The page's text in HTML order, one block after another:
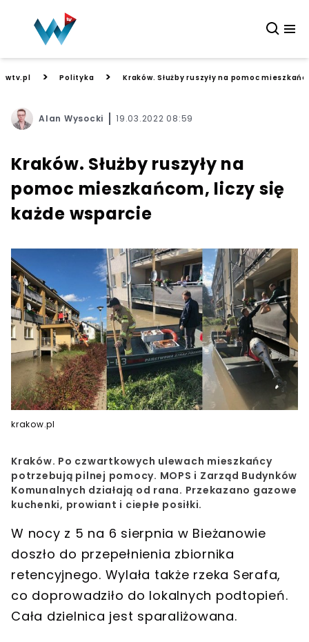
wtv.pl > Polityka > Kraków. Służby ruszyły na pomoc
Alan Wysocki 19.03.2022 08:59
Kraków. Służby ruszyły na
pomoc mieszkańcom, liczy się
każde wsparcie
krakow.pl
Kraków. Po czwartkowych ulewach mieszkańcy
potrzebują pilnej pomocy. MOPS i Zarząd Budynków
Komunalnych działają od rana. Przekazano gazowe
kuchenki, prowiant i ciepłe posiłki.
W nocy z 5 na 6 sierpnia w Bieżanowie
doszło do przepełnienia zbiornika
retencyjnego. Wylała także rzeka Serafa,
co doprowadziło do lokalnych podtopień.
Cała dzielnica jest sparaliżowana.